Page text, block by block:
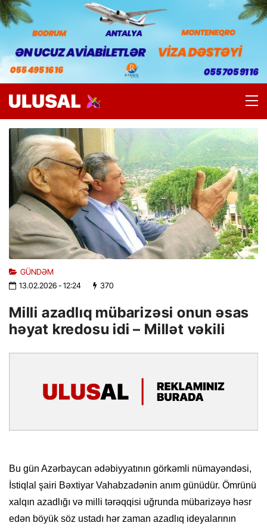
GÜNDƏM
13.02.2026- 12:24 370
Milli azadlıq mübarizəsi onun əsas
həyat kredosu idi – Millət vəkili
Bu gün Azərbaycan ədəbiyyatının görkəmli nümayəndəsi,
İstiqlal şairi Bəxtiyar Vahabzadənin anım günüdür. Ömrünü
xalqın azadlığı və milli tərəqqisi uğrunda mübarizəyə həsr
edən böyük söz ustadı hər zaman azadlıq ideyalarının